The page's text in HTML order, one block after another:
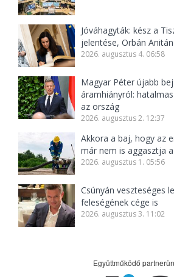
Jóváhagyták: kész a
jelentése, Orbán
2026. augusztus 4. 06:58
Magyar Péter újabb
áramhiányról:
az ország
2026. augusztus 2. 12:37
Akkora a baj, hogy az
már nem is aggasztja
2026. augusztus 1. 05:56
Csúnyán veszteséges
feleségének cége is
2026. augusztus 3. 11:02
Együttműködő